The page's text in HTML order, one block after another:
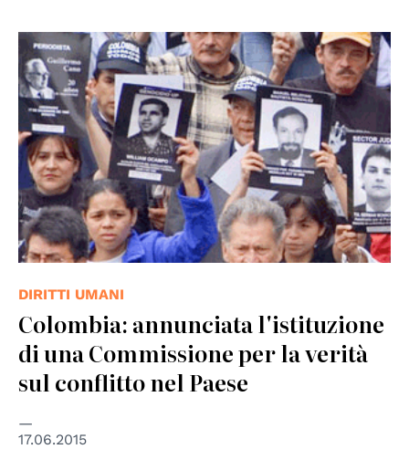
© Defensores de Derechos Humanos bajo Amenaza
DIRITTI UMANI
Colombia: annunciata l'istituzione
di una Commissione per la verità
sul conflitto nel Paese
17.06.2015